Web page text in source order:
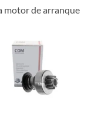
motor de arranque